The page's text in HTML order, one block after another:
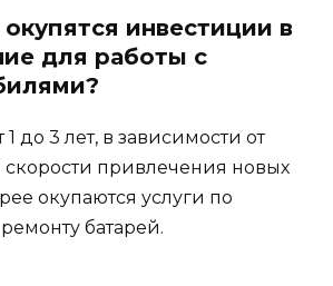
инвестиции в
для работы с
до 3 лет, в зависимости от
скорости привлечения новых
окупаются услуги по
батарей.